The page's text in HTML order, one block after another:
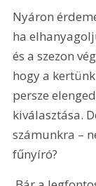
Nyáron
ha
és a szezon
hogy a
persze
kiválasztása.
számunkra –
fűnyíró?